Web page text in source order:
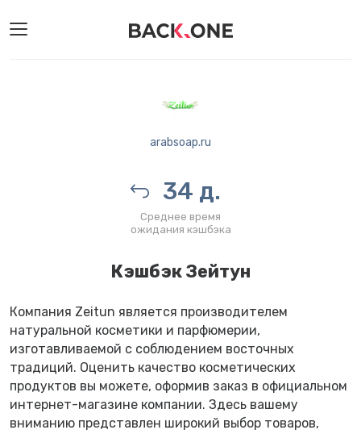
arabsoap.ru
34 д.
Среднее время
ожидания кэшбэка
Кэшбэк Зейтун
Компания Zeitun является производителем
натуральной косметики и парфюмерии,
изготавливаемой с соблюдением восточных
традиций. Оценить качество косметических
продуктов вы можете, оформив заказ в официальном
интернет-магазине компании. Здесь вашему
вниманию представлен широкий выбор товаров,